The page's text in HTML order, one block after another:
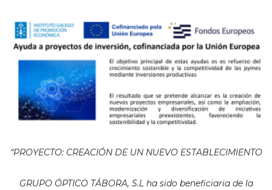
“PROYECTO: CREACIÓN DE UN NUEVO ESTABLECIMIENTO
GRUPO ÓPTICO TÁBORA, S.L ha sido beneficiaria de la